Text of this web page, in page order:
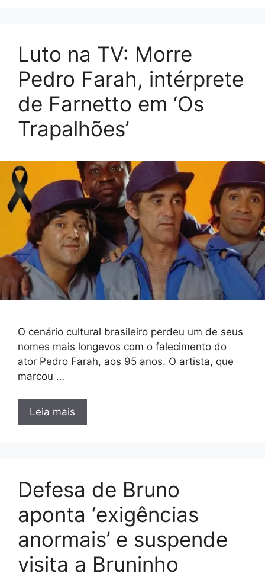
Luto na TV: Morre
Pedro Farah, intérprete
de Farnetto em ‘Os
Trapalhões’
O cenário cultural brasileiro perdeu um de seus
nomes mais longevos com o falecimento do
ator Pedro Farah, aos 95 anos. O artista, que
marcou …
Leia mais
Defesa de Bruno
aponta ‘exigências
anormais’ e suspende
visita a Bruninho